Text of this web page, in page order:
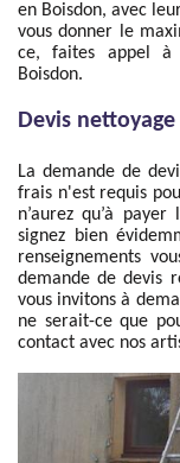
en Boisdon, avec
vous donner le
ce, faites appel à
Boisdon.
Devis
La demande de
frais n'est requis
n’aurez qu’à
signez bien
renseignements
demande de devis
vous invitons à
ne serait-ce que
contact avec nos